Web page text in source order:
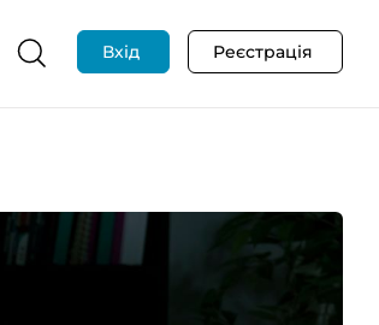
Вхід Реєстрація